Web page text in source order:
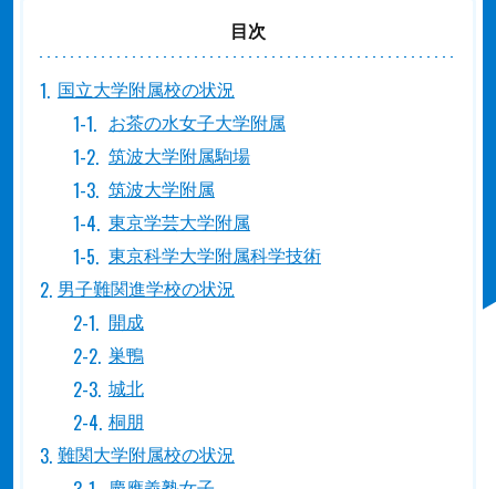
目次
国立大学附属校の状況
お茶の水女子大学附属
筑波大学附属駒場
筑波大学附属
東京学芸大学附属
東京科学大学附属科学技術
男子難関進学校の状況
開成
巣鴨
城北
桐朋
難関大学附属校の状況